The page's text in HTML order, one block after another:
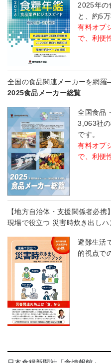
2025年の
と、約5
有料オプ
で、利便
全国の食品関連メーカーを網
2025食品メーカー総覧
全国食品
3,063社
です。
有料オプ
で、利便
【地方自治体・支援関係者必携】
現場で役立つ 災害時炊き出しハ
避難生活
的視点で